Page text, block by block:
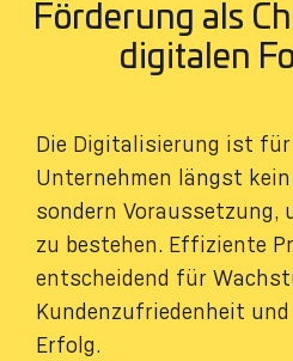
Förderung als
digitalen
Die Digitalisierung ist
Unternehmen längst kein
sondern Voraussetzung,
zu bestehen. Effiziente
entscheidend für
Kundenzufriedenheit
Erfolg.